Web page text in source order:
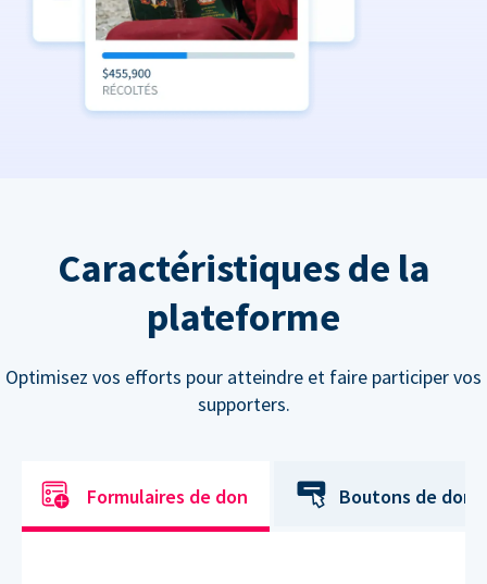
Caractéristiques de la
plateforme
Optimisez vos efforts pour atteindre et faire participer vos
supporters.
Formulaires de don Boutons de don